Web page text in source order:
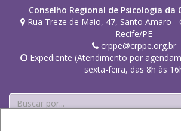
r
Conselho Regional de Psicologia da
Rua Treze de Maio, 47, Santo Amaro -
Recife/PE
crppe@crppe.org.br
Expediente (Atendimento por
sexta-feira, das 8h às
Buscar